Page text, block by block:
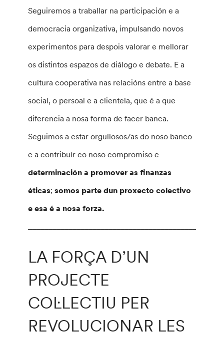
Seguiremos a traballar na participación e a
democracia organizativa, impulsando novos
experimentos para despois valorar e mellorar
os distintos espazos de diálogo e debate. E a
cultura cooperativa nas relacións entre a base
social, o persoal e a clientela, que é a que
diferencia a nosa forma de facer banca.
Seguimos a estar orgullosos/as do noso banco
e a contribuír co noso compromiso e
determinación a promover as finanzas
éticas;somos parte dun proxecto colectivo
e esa é a nosa forza.
LA FORÇA D’UN
PROJECTE
COĿLECTIU PER
REVOLUCIONAR LES